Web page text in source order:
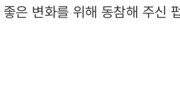
좋은 변화를 위해 동참해 주신